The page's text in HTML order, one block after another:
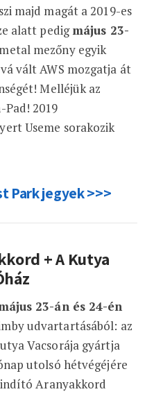
majd magát a 2019-es
alatt pedigmájus 23-
mezőny egyik
vált AWS mozgatja át
Melléjük az
2019
Useme sorakozik
Park jegyek >>>
+ A Kutya
23-án és 24-én
udvartartásából: az
Vacsorája gyártja
utolsó hétvégéjére
Aranyakkord